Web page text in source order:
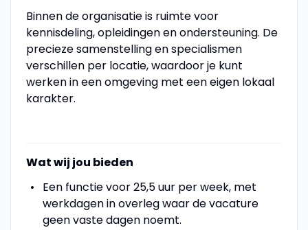
Binnen de organisatie is ruimte voor
kennisdeling, opleidingen en ondersteuning. De
precieze samenstelling en specialismen
verschillen per locatie, waardoor je kunt
werken in een omgeving met een eigen lokaal
karakter.
Wat wij jou bieden
Een functie voor 25,5 uur per week, met
werkdagen in overleg waar de vacature
geen vaste dagen noemt.